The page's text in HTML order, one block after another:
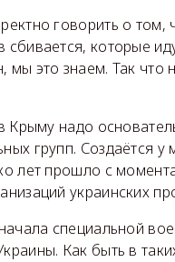
говорить о
сбивается, которые
это знаем. Так что
Крыму надо
групп. Создаётся
лет прошло с
украинских
специальной
Как быть в